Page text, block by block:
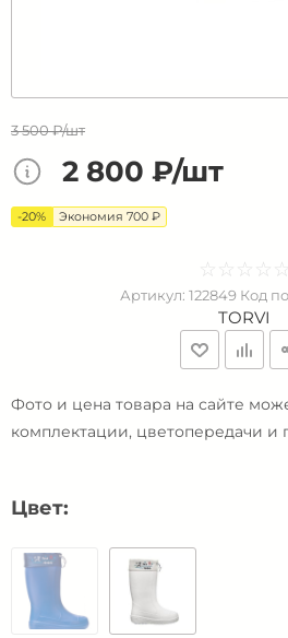
3 500 ₽/шт
2 800 ₽/шт
-20% Экономия 700 ₽
☆ ☆ ☆ ☆ ☆
★ ★ ★ ★ ★
Артикул: 122849 Код
TORVI
Фото и цена товара на сайте
комплектации, цветопередачи и
Цвет: